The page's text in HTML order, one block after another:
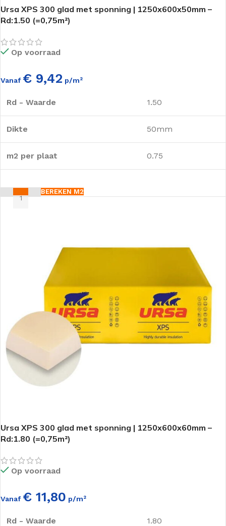
Ursa XPS 300 glad met sponning | 1250x600x50mm –
Rd:1.50 (=0,75m²)
Op voorraad
Vanaf € 9,42 p/m²
Rd - Waarde 1.50
Dikte 50mm
m2 per plaat 0.75
BEREKEN M2
Ursa XPS 300 glad met sponning | 1250x600x60mm –
Rd:1.80 (=0,75m²)
Op voorraad
Vanaf € 11,80 p/m²
Rd - Waarde 1.80